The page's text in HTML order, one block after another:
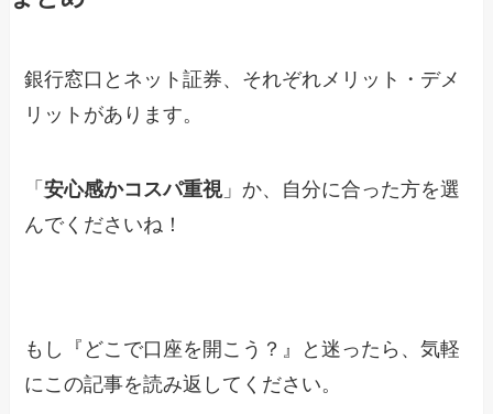
銀行窓口とネット証券、それぞれメリット・デメ
リットがあります。
「安心感かコスパ重視」か、自分に合った方を選
んでくださいね！
もし『どこで口座を開こう？』と迷ったら、気軽
にこの記事を読み返してください。